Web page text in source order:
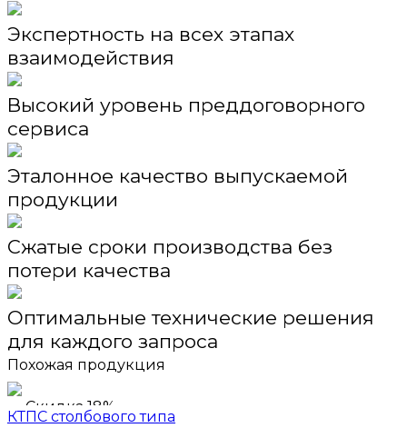
Экспертность на всех этапах
взаимодействия
Высокий уровень преддоговорного
сервиса
Эталонное качество выпускаемой
продукции
Сжатые сроки производства без
потери качества
Оптимальные технические решения
для каждого запроса
Похожая продукция
Скидка 18%
КТПС столбового типа